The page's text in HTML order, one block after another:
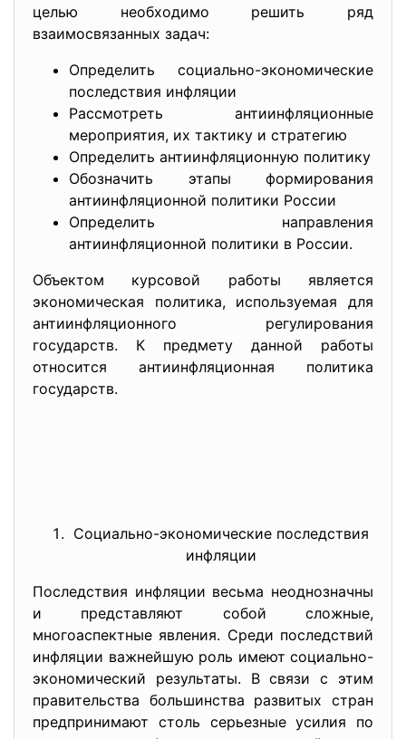
целью необходимо решить ряд
взаимосвязанных задач:
Определить социально-экономические
последствия инфляции
Рассмотреть антиинфляционные
мероприятия, их тактику и стратегию
Определить антиинфляционную политику
Обозначить этапы формирования
антиинфляционной политики России
Определить направления
антиинфляционной политики в России.
Объектом курсовой работы является
экономическая политика, используемая для
антиинфляционного регулирования
государств. К предмету данной работы
относится антиинфляционная политика
государств.
Социально-экономические последствия
инфляции
Последствия инфляции весьма неоднозначны
и представляют собой сложные,
многоаспектные явления. Среди последствий
инфляции важнейшую роль имеют социально-
экономический результаты. В связи с этим
правительства большинства развитых стран
предпринимают столь серьезные усилия по